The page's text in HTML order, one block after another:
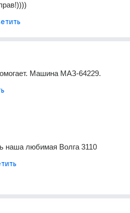
Машина МАЗ-64229.
наша любимая Волга 3110